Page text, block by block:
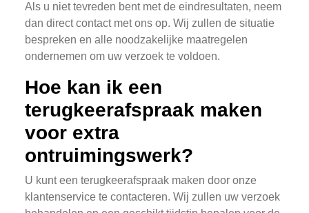
Als u niet tevreden bent met de eindresultaten, neem
dan direct contact met ons op. Wij zullen de situatie
bespreken en alle noodzakelijke maatregelen
ondernemen om uw verzoek te voldoen.
Hoe kan ik een
terugkeerafspraak maken
voor extra
ontruimingswerk?
U kunt een terugkeerafspraak maken door onze
klantenservice te contacteren. Wij zullen uw verzoek